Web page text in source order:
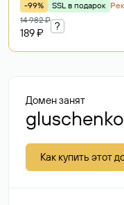
-99% SSL в подарок
14 982 ₽
189 ₽
?
Домен занят
Как купить этот